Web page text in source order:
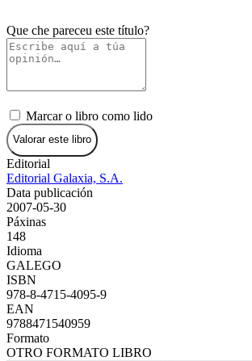
Que che pareceu este título?
Marcar o libro como lido
Valorar este libro
Editorial
Editorial Galaxia, S.A.
Data publicación
2007-05-30
Páxinas
148
Idioma
GALEGO
ISBN
978-8-4715-4095-9
EAN
9788471540959
Formato
OTRO FORMATO LIBRO